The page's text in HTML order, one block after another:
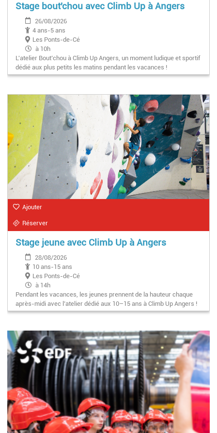
Stage bout'chou avec Climb Up à Angers
26/08/2026
4 ans-5 ans
Les Ponts-de-Cé
à 10h
L'atelier Bout’chou à Climb Up Angers, un moment ludique et sportif
dédié aux plus petits les matins pendant les vacances !
Ajouter
Réserver
Stage jeune avec Climb Up à Angers
28/08/2026
10 ans-15 ans
Les Ponts-de-Cé
à 14h
Pendant les vacances, les jeunes prennent de la hauteur chaque
après-midi avec l’atelier dédié aux 10–15 ans à Climb Up Angers !